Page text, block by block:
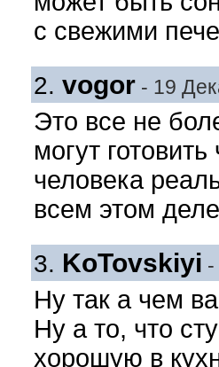
с свежими
2. vogor- 19
Это все не
могут
человека
всем этом
3. KoTovskiyi
Ну так а чем
Ну а то, что
хорошую в